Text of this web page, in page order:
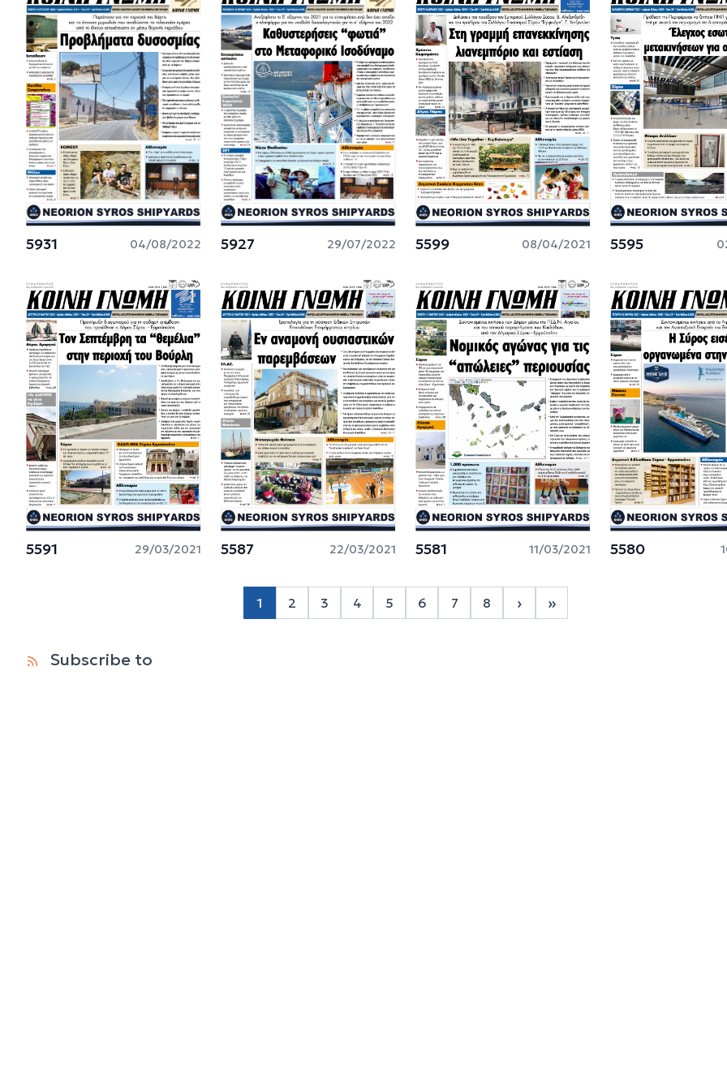
5931 04/08/2022 5927 29/07/2022 5599 08/04/2021 5595
5591 29/03/2021 5587 22/03/2021 5581 11/03/2021 5580
Σελιδοποίηση
1
Page 2
2
Page 3
3
Page 4
4
Page 5
5
Page 6
6
Page 7
7
Page 8
8
Next page
›
Last page
»
Subscribe to